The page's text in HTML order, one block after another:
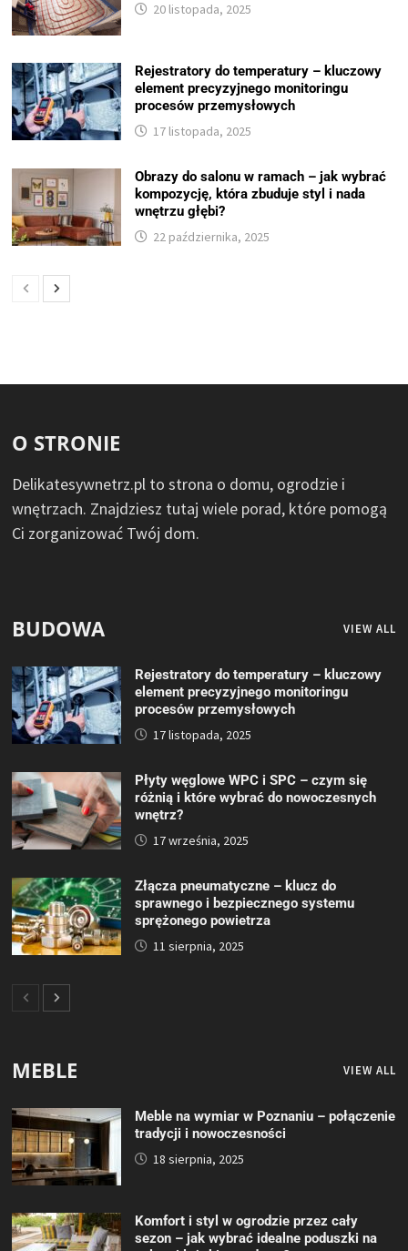
20 listopada, 2025
Rejestratory do temperatury – kluczowy
element precyzyjnego monitoringu
procesów przemysłowych
17 listopada, 2025
Obrazy do salonu w ramach – jak wybrać
kompozycję, która zbuduje styl i nada
wnętrzu głębi?
22 października, 2025
O STRONIE
Delikatesywnetrz.pl to strona o domu, ogrodzie i
wnętrzach. Znajdziesz tutaj wiele porad, które pomogą
Ci zorganizować Twój dom.
BUDOWA VIEW ALL
Rejestratory do temperatury – kluczowy
element precyzyjnego monitoringu
procesów przemysłowych
17 listopada, 2025
Płyty węglowe WPC i SPC – czym się
różnią i które wybrać do nowoczesnych
wnętrz?
17 września, 2025
Złącza pneumatyczne – klucz do
sprawnego i bezpiecznego systemu
sprężonego powietrza
11 sierpnia, 2025
MEBLE VIEW ALL
Meble na wymiar w Poznaniu – połączenie
tradycji i nowoczesności
18 sierpnia, 2025
Komfort i styl w ogrodzie przez cały
sezon – jak wybrać idealne poduszki na